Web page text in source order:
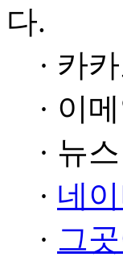
다.
· 카
· 이
· 뉴
· 네
· 그